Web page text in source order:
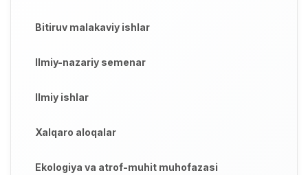
Bitiruv malakaviy ishlar
Ilmiy-nazariy semenar
Ilmiy ishlar
Xalqaro aloqalar
Ekologiya va atrof-muhit muhofazasi